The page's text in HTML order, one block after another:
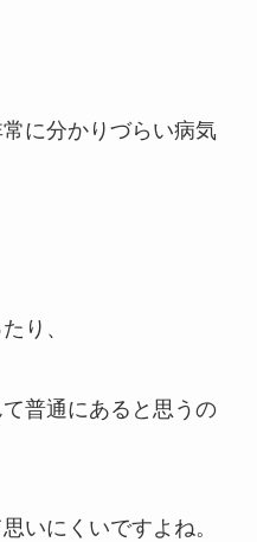
に分かりづらい病気
り、
普通にあると思うの
いにくいですよね。